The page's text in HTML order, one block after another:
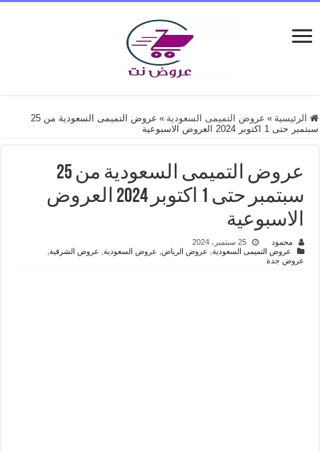
الرئيسية » عروض التميمى السعودية »
عروض التميمى السعودية من 25
سبتمبر حتى 1 اكتوبر 2024 العروض الاسبوعية
عروض التميمى السعودية من 25
سبتمبر حتى 1 اكتوبر 2024 العروض
الاسبوعية
محمود
25 سبتمبر، 2024
عروض التميمى السعودية, عروض الرياض, عروض السعودية, عروض الشرقية,
عروض جدة